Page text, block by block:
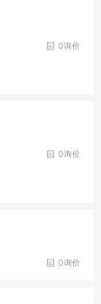
0询价
0询价
0询价